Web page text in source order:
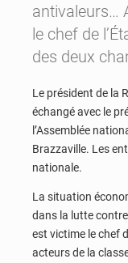
antivaleurs…
le chef de
des deux
Le président de la
échangé avec le
l’Assemblée
Brazzaville. Les
nationale.
La situation
dans la lutte
est victime le chef
acteurs de la